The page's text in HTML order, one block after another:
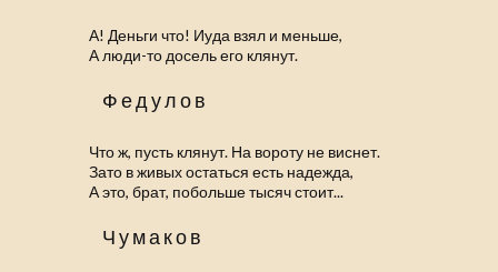
А! Деньги что! Иуда взял и меньше,
А люди-то досель его клянут.
Федулов
Что ж, пусть клянут. На вороту не виснет.
Зато в живых остаться есть надежда,
А это, брат, побольше тысяч стоит...
Чумаков